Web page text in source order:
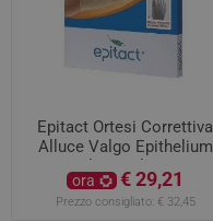
Epitact Ortesi Correttiva
Alluce Valgo Epithelium
Flex Taglia S
ora € 29,21
Prezzo consigliato: € 32,45